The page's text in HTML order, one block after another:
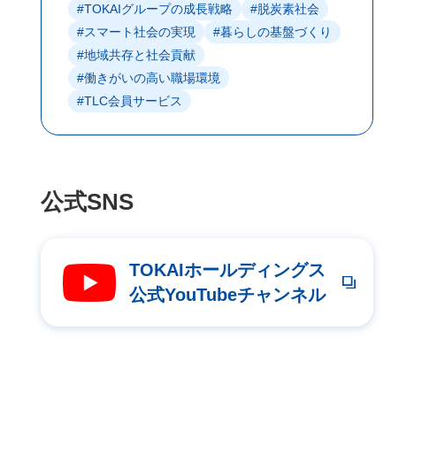
#TOKAIグループの成長戦略
#脱炭素社会
#スマート社会の実現
#暮らしの基盤づくり
#地域共存と社会貢献
#働きがいの高い職場環境
#TLC会員サービス
公式SNS
TOKAIホールディングス
公式YouTubeチャンネル